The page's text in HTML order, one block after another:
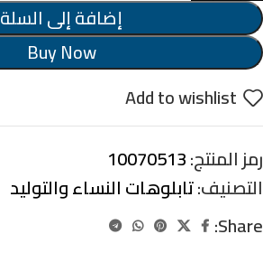
إضافة إلى السلة
Buy Now
Add to wishlist
رمز المنتج:10070513
التصنيف:تابلوهات النساء والتوليد
Share: